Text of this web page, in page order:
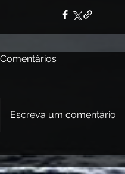
Comentários
Escreva um comentário